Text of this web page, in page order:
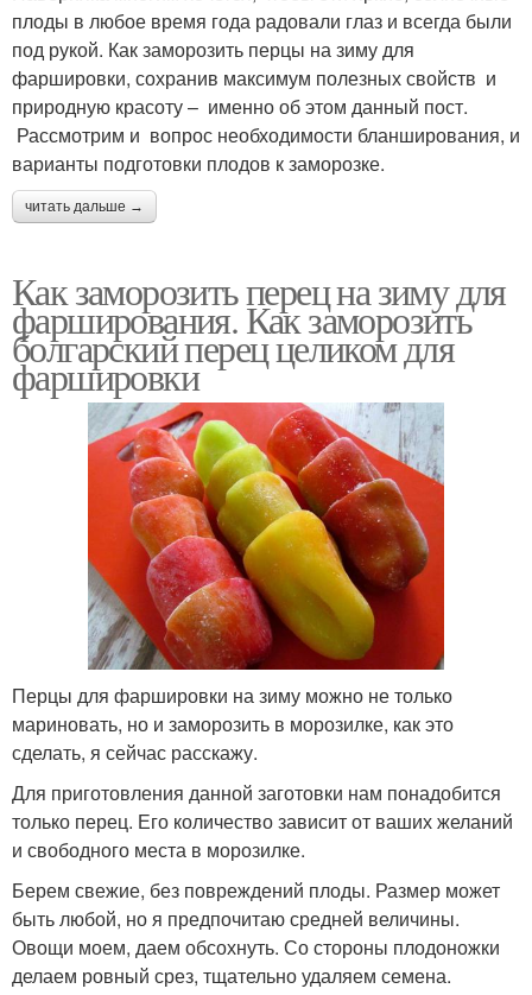
плоды в любое время года радовали глаз и всегда были
под рукой. Как заморозить перцы на зиму для
фаршировки, сохранив максимум полезных свойств и
природную красоту – именно об этом данный пост.
Рассмотрим и вопрос необходимости бланширования, и
варианты подготовки плодов к заморозке.
читать дальше →
Как заморозить перец на зиму для
фарширования. Как заморозить
болгарский перец целиком для
фаршировки
Перцы для фаршировки на зиму можно не только
мариновать, но и заморозить в морозилке, как это
сделать, я сейчас расскажу.
Для приготовления данной заготовки нам понадобится
только перец. Его количество зависит от ваших желаний
и свободного места в морозилке.
Берем свежие, без повреждений плоды. Размер может
быть любой, но я предпочитаю средней величины.
Овощи моем, даем обсохнуть. Со стороны плодоножки
делаем ровный срез, тщательно удаляем семена.